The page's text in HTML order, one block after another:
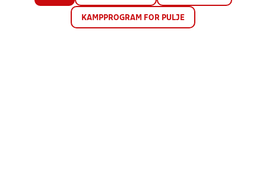
KAMPPROGRAM FOR PULJE